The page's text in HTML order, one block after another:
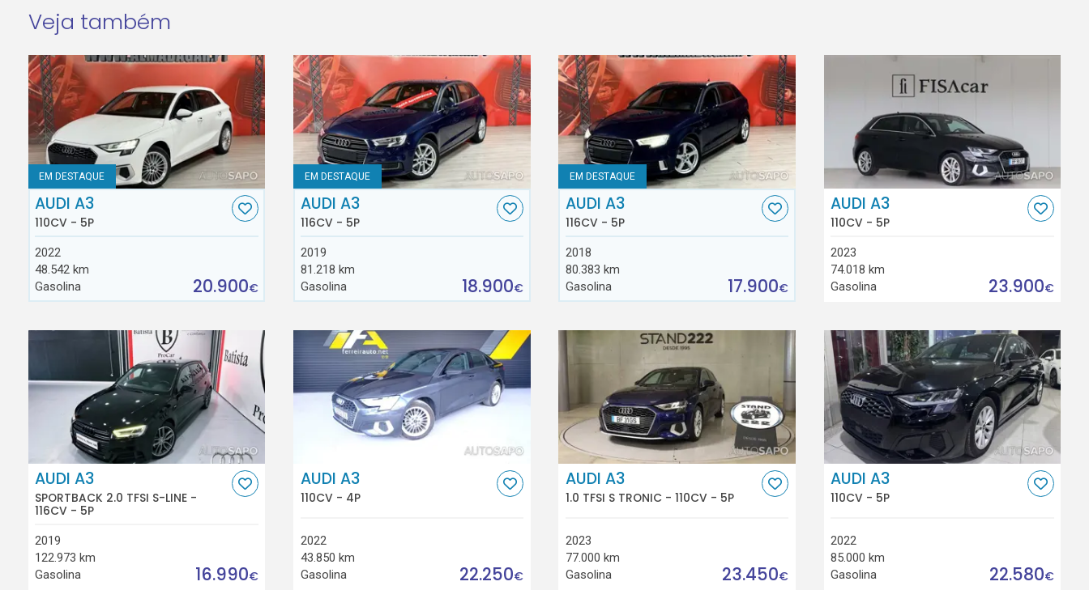
Veja também
EM DESTAQUE
AUDI A3
110CV - 5P
2022
48.542 km
Gasolina
20.900€
EM DESTAQUE
AUDI A3
116CV - 5P
2019
81.218 km
Gasolina
18.900€
EM DESTAQUE
AUDI A3
116CV - 5P
2018
80.383 km
Gasolina
17.900€
AUDI A3
110CV - 5P
2023
74.018 km
Gasolina
23.900€
AUDI A3
SPORTBACK 2.0 TFSI S-LINE -
116CV - 5P
2019
122.973 km
Gasolina
16.990€
AUDI A3
110CV - 4P
2022
43.850 km
Gasolina
22.250€
AUDI A3
1.0 TFSI S TRONIC - 110CV - 5P
2023
77.000 km
Gasolina
23.450€
AUDI A3
110CV - 5P
2022
85.000 km
Gasolina
22.580€